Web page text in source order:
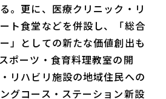
。更に、医療クリニック・リ
ト食堂などを併設し、「総合
」としての新たな価値創出も
ポーツ・食育料理教室の開
リハビリ施設の地域住民への
グコース・ステーション新設